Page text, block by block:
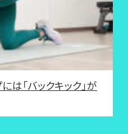
は「バックキック」が